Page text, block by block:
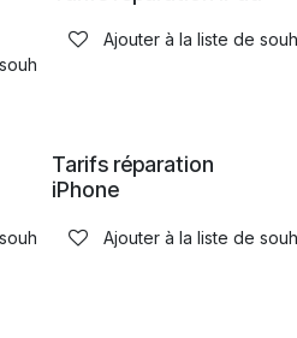
Ajouter à la liste de
Tarifs réparation
iPhone
Ajouter à la liste de